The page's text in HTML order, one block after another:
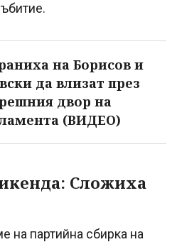
на Борисов и
да влизат през
двор на
(ВИДЕО)
Сложиха
на партийна сбирка на